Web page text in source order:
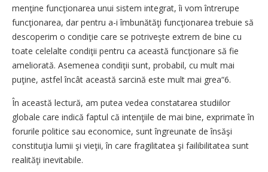
menţine funcţionarea unui sistem integrat, îi vom întrerupe
funcţionarea, dar pentru a-i îmbunătăţi funcţionarea trebuie să
descoperim o condiţie care se potriveşte extrem de bine cu
toate celelalte condiţii pentru ca această funcţionare să fie
ameliorată. Asemenea condiţii sunt, probabil, cu mult mai
puţine, astfel încât această sarcină este mult mai grea“6.
În această lectură, am putea vedea constatarea studiilor
globale care indică faptul că intenţiile de mai bine, exprimate în
forurile politice sau economice, sunt îngreunate de însăşi
constituţia lumii şi vieţii, în care fragilitatea şi failibilitatea sunt
realităţi inevitabile.